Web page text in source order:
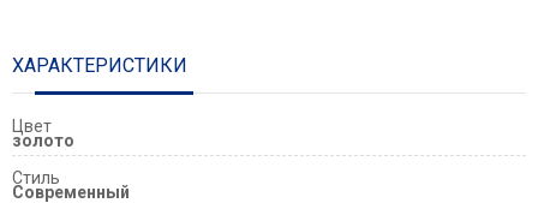
ХАРАКТЕРИСТИКИ
Цвет
золото
Стиль
Современный